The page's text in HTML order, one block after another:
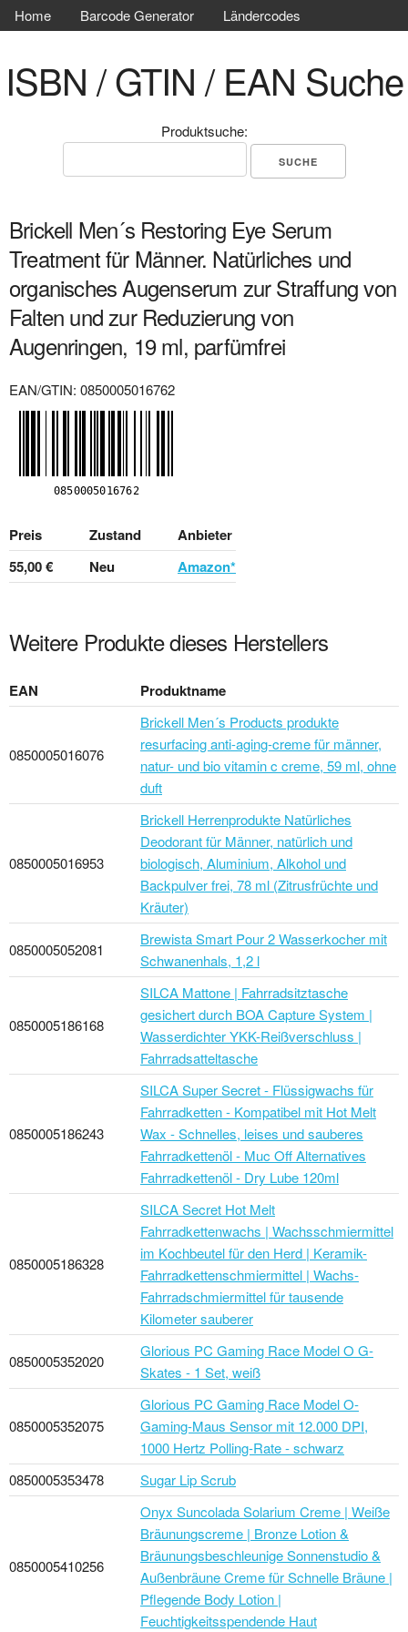
Home Barcode Generator Ländercodes
ISBN / GTIN / EAN Suche
Produktsuche:
Brickell Men´s Restoring Eye Serum
Treatment für Männer. Natürliches und
organisches Augenserum zur Straffung von
Falten und zur Reduzierung von
Augenringen, 19 ml, parfümfrei
EAN/GTIN: 0850005016762
Preis Zustand
Anbieter
55,00 €
Neu Amazon*
Weitere Produkte dieses Herstellers
EAN Produktname
0850005016076
Brickell Men´s Products produkte
resurfacing anti-aging-creme für männer,
natur- und bio vitamin c creme, 59 ml, ohne
duft
0850005016953
Brickell Herrenprodukte Natürliches
Deodorant für Männer, natürlich und
biologisch, Aluminium, Alkohol und
Backpulver frei, 78 ml (Zitrusfrüchte und
Kräuter)
0850005052081
Brewista Smart Pour 2 Wasserkocher mit
Schwanenhals, 1,2 l
0850005186168
SILCA Mattone | Fahrradsitztasche
gesichert durch BOA Capture System |
Wasserdichter YKK-Reißverschluss |
Fahrradsatteltasche
0850005186243
SILCA Super Secret - Flüssigwachs für
Fahrradketten - Kompatibel mit Hot Melt
Wax - Schnelles, leises und sauberes
Fahrradkettenöl - Muc Off Alternatives
Fahrradkettenöl - Dry Lube 120ml
0850005186328
SILCA Secret Hot Melt
Fahrradkettenwachs | Wachsschmiermittel
im Kochbeutel für den Herd | Keramik-
Fahrradkettenschmiermittel | Wachs-
Fahrradschmiermittel für tausende
Kilometer sauberer
0850005352020
Glorious PC Gaming Race Model O G-
Skates - 1 Set, weiß
0850005352075
Glorious PC Gaming Race Model O-
Gaming-Maus Sensor mit 12.000 DPI,
1000 Hertz Polling-Rate - schwarz
0850005353478
Sugar Lip Scrub
0850005410256
Onyx Suncolada Solarium Creme | Weiße
Bräunungscreme | Bronze Lotion &
Bräunungsbeschleunige Sonnenstudio &
Außenbräune Creme für Schnelle Bräune |
Pflegende Body Lotion |
Feuchtigkeitsspendende Haut